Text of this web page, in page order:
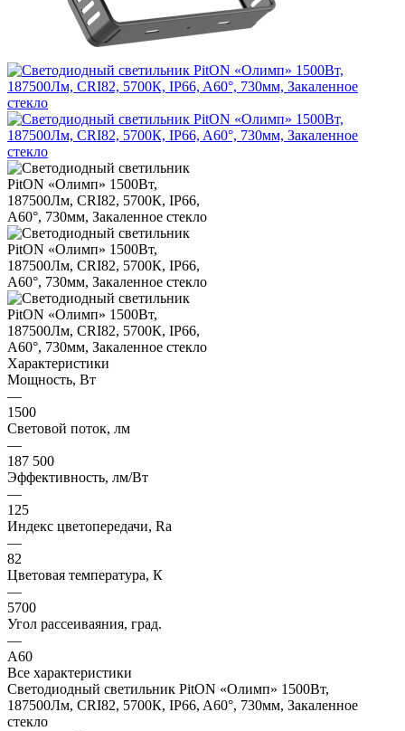
Характеристики
Мощность, Вт
—
1500
Световой поток, лм
—
187 500
Эффективность, лм/Вт
—
125
Индекс цветопередачи, Ra
—
82
Цветовая температура, К
—
5700
Угол рассеиваяния, град.
—
A60
Все характеристики
Светодиодный светильник PitON «Олимп» 1500Вт,
187500Лм, CRI82, 5700К, IP66, A60°, 730мм, Закаленное
стекло